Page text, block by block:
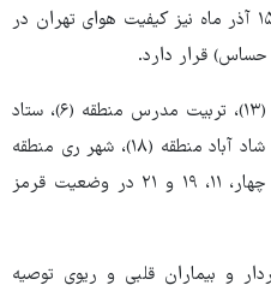
تهرانی ها است و در روز چهارشنبه ۱۵ آذر ماه نیز کیفیت هوای تهران در
حساس) قرار دارد.
براساس این گزارش، پیروزی منطقه (۱۳)، تربیت مدرس منطقه (۶)، ستاد
بحران منطقه (۷)، شریف منطقه (۲)، شاد آباد منطقه (۱۸)، شهر ری منطقه
(۲۰) و همچنین شهرداری مناطق ۲، چهار، ۱۱، ۱۹ و ۲۱ در وضعیت قرمز
و بیماران قلبی و ریوی توصیه